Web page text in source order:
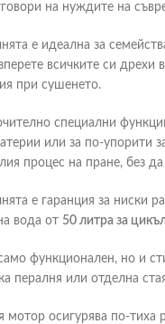
на нуждите на
е идеална за
всичките си
при сушенето.
специални
или за по-упорити
процес на пране, без
е гаранция за ниски
вода от 50 литра за
функционален, но и
пералня или отделна
мотор осигурява по-